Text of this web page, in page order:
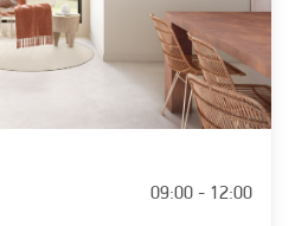
09:00 - 12:00